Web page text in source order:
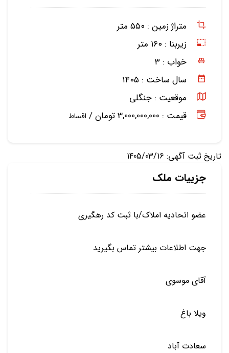
متراژ زمین : ۵۵۰ متر
زیربنا : ۱۶۰ متر
خواب : ۳
سال ساخت : ۱۴۰۵
موقعیت : جنگلی
قیمت : 3,000,000,000 تومان /
اقساط
تاریخ ثبت آگهی: 1405/03/16
جزییات ملک
عضو اتحادیه املاک/با ثبت کد رهگیری
جهت اطلاعات بیشتر تماس بگیرید
آقای موسوی
ویلا باغ
سعادت آباد